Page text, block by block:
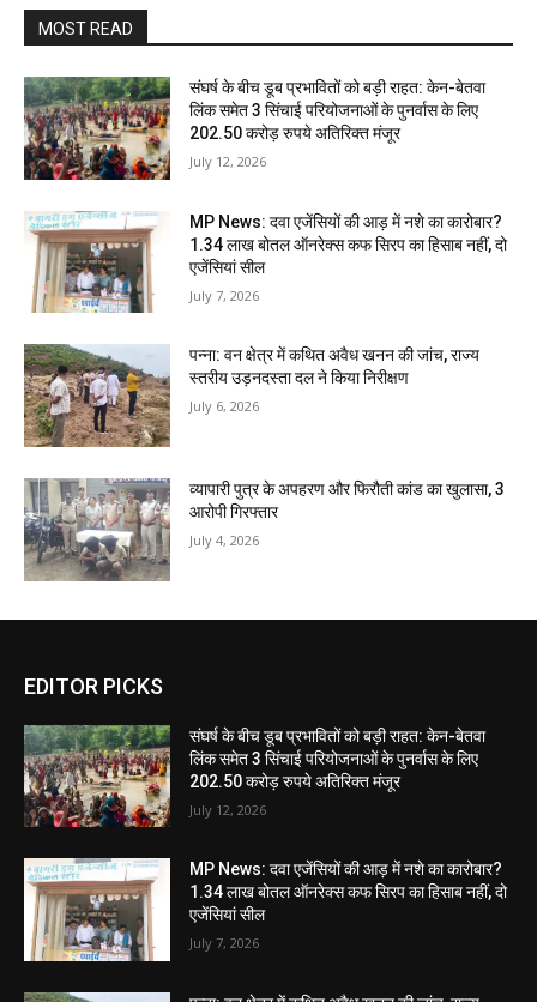
MOST READ
संघर्ष के बीच डूब प्रभावितों को बड़ी राहत: केन-बेतवा
लिंक समेत 3 सिंचाई परियोजनाओं के पुनर्वास के लिए
202.50 करोड़ रुपये अतिरिक्त मंजूर
July 12, 2026
MP News: दवा एजेंसियों की आड़ में नशे का कारोबार?
1.34 लाख बोतल ऑनरेक्स कफ सिरप का हिसाब नहीं, दो
एजेंसियां सील
July 7, 2026
पन्ना: वन क्षेत्र में कथित अवैध खनन की जांच, राज्य
स्तरीय उड़नदस्ता दल ने किया निरीक्षण
July 6, 2026
व्यापारी पुत्र के अपहरण और फिरौती कांड का खुलासा, 3
आरोपी गिरफ्तार
July 4, 2026
EDITOR PICKS
संघर्ष के बीच डूब प्रभावितों को बड़ी राहत: केन-बेतवा
लिंक समेत 3 सिंचाई परियोजनाओं के पुनर्वास के लिए
202.50 करोड़ रुपये अतिरिक्त मंजूर
July 12, 2026
MP News: दवा एजेंसियों की आड़ में नशे का कारोबार?
1.34 लाख बोतल ऑनरेक्स कफ सिरप का हिसाब नहीं, दो
एजेंसियां सील
July 7, 2026